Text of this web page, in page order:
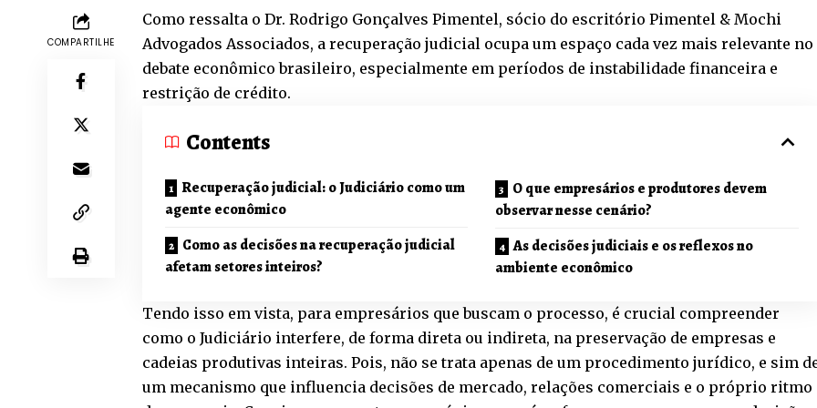
COMPARTILHE
Como ressalta o Dr. Rodrigo Gonçalves Pimentel, sócio do escritório Pimentel & Mochi
Advogados Associados, a recuperação judicial ocupa um espaço cada vez mais relevante no
debate econômico brasileiro, especialmente em períodos de instabilidade financeira e
restrição de crédito.
Contents
Recuperação judicial: o Judiciário como um
agente econômico
Como as decisões na recuperação judicial
afetam setores inteiros?
O que empresários e produtores devem
observar nesse cenário?
As decisões judiciais e os reflexos no
ambiente econômico
Tendo isso em vista, para empresários que buscam o processo, é crucial compreender
como o Judiciário interfere, de forma direta ou indireta, na preservação de empresas e
cadeias produtivas inteiras. Pois, não se trata apenas de um procedimento jurídico, e sim
um mecanismo que influencia decisões de mercado, relações comerciais e o próprio ritmo